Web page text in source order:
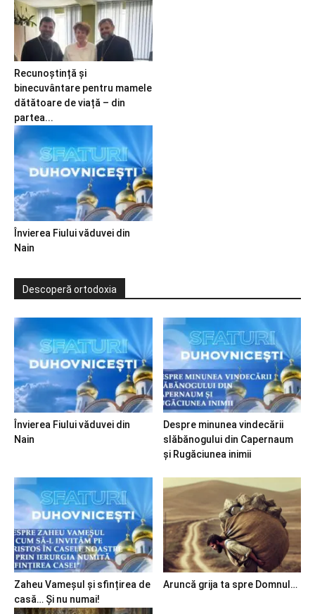
Recunoștință și
binecuvântare pentru mamele
dătătoare de viață – din
partea...
Învierea Fiului văduvei din
Nain
Descoperă ortodoxia
Învierea Fiului văduvei din
Nain
Despre minunea vindecării
slăbănogului din Capernaum
și Rugăciunea inimii
Zaheu Vameșul și sfințirea de
casă… Și nu numai!
Aruncă grija ta spre Domnul…